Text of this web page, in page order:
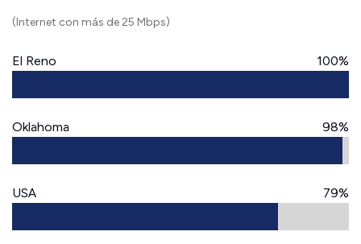
(Internet con más de 25 Mbps)
El Reno 100%
Oklahoma 98%
USA 79%